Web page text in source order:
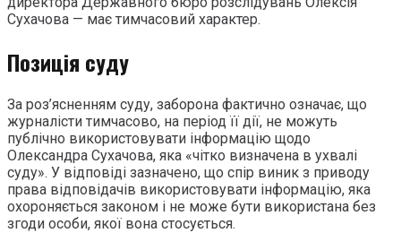
Сухачова — має тимчасовий характер.
Позиція суду
За роз’ясненням суду, заборона фактично означає, що
журналісти тимчасово, на період її дії, не можуть
публічно використовувати інформацію щодо
Олександра Сухачова, яка «чітко визначена в ухвалі
суду». У відповіді зазначено, що спір виник з приводу
права відповідачів використовувати інформацію, яка
охороняється законом і не може бути використана без
згоди особи, якої вона стосується.